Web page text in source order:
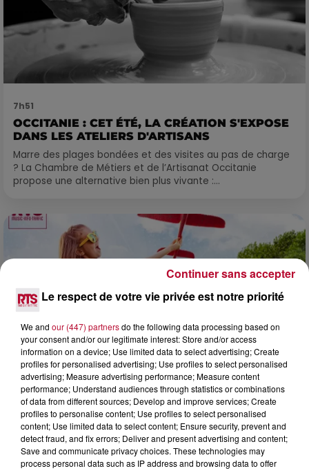
7h51
OCCITANIE : CET ÉTÉ, LA CRÉATION S'EXPOSE
DANS LES ATELIERS D'ARTISANS
Marre des plages bondées et des visites au pas de charge
? La Chambre de Métiers et de l’Artisanat Occitanie
propose une alternative bien plus vivante :...
7 août 2026
NOS IDÉES DE SORTIE POUR CE WEEK-END
Comme tous les vendredis, voici une petite sélection des
rendez-vous à ne pas manquer dans le coin. Que vous ayez
envie de voyager à l'autre bout du monde,...
Le respect de votre vie privée est notre priorité
We and our (447) partnersdo the following data processing based on
your consent and/or our legitimate interest: Store and/or access
information on a device; Use limited data to select advertising; Create
profiles for personalised advertising; Use profiles to select personalised
advertising; Measure advertising performance; Measure content
performance; Understand audiences through statistics or combinations
of data from different sources; Develop and improve services; Create
profiles to personalise content; Use profiles to select personalised
content; Use limited data to select content; Ensure security, prevent and
detect fraud, and fix errors; Deliver and present advertising and content;
Save and communicate privacy choices. These technologies may
process personal data such as IP address and browsing data to offer
Continuer sans accepter